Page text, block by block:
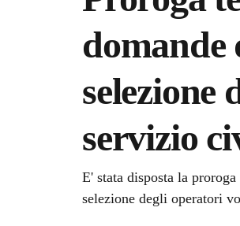
domande
selezione
servizio
Dettagli
E' stata disposta la
selezione degli operatori